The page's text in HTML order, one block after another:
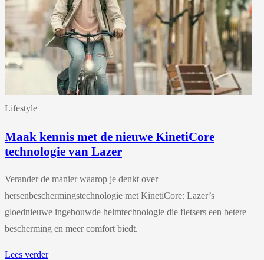
Lifestyle
Maak kennis met de nieuwe KinetiCore
technologie van Lazer
Verander de manier waarop je denkt over
hersenbeschermingstechnologie met KinetiCore: Lazer’s
gloednieuwe ingebouwde helmtechnologie die fietsers een betere
bescherming en meer comfort biedt.
Lees verder